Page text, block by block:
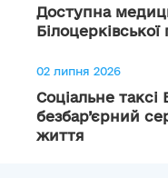
Доступна
02 липня 2026
Соціальне
безбар’єрний
життя